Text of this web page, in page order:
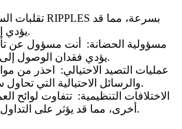
تقلبات
يؤدي إلى مكاسب أو خسائر كبيرة.
مسؤولية الحضانة:
أنت مسؤول عن
يؤدي فقدان الوصول إلى محفظتك إلى خسارة دائمة.
عمليات التصيد الاحتيالي:
احذر من
والرسائل الاحتيالية التي تحاول سرقة بيانات تسجيل الدخول.
الاختلافات التنظيمية: تتفاوت لوائح
أخرى، مما قد يؤثر على التداول والسحب والحماية القانونية.